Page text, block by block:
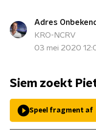
Adres
KRO-NCRV
03 mei 2020
Siem zoekt
Speel fragment af